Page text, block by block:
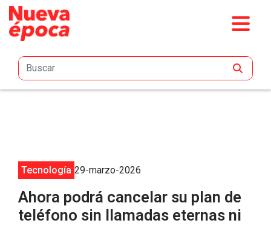
Saltar al contenido principal
Tecnología 29-marzo-2026
Ahora podrá cancelar su plan de
teléfono sin llamadas eternas ni